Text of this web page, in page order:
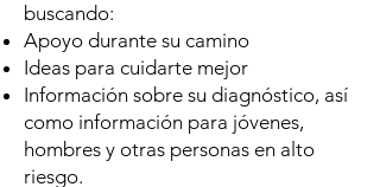
buscando:
Apoyo durante su camino
Ideas para cuidarte mejor
Información sobre su diagnóstico, así
como información para jóvenes,
hombres y otras personas en alto
riesgo.